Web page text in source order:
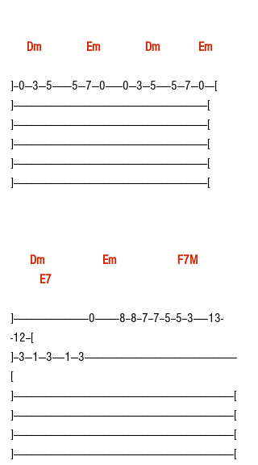
     Dm              Em              Dm            Em
]--0---3---5--------5---7---0-------0---3---5------5---7---0----[
]--------------------------------------------------------------------------------[
]--------------------------------------------------------------------------------[
]--------------------------------------------------------------------------------[
]--------------------------------------------------------------------------------[
]--------------------------------------------------------------------------------[
Dm                  Em                   F7M
         E7
]-------------------------------0----------8--8--7--7--5--5--3------13-
-12--[
]--3---1---3-----1---3---------------------------------------------------------------
[
]-------------------------------------------------------------------------------------------[
]-------------------------------------------------------------------------------------------[
]-------------------------------------------------------------------------------------------[
]-------------------------------------------------------------------------------------------[